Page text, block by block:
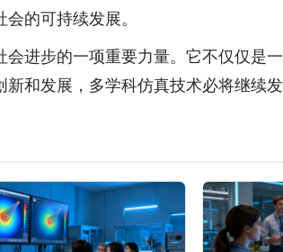
的可持续发展。
进步的一项重要力量。它不仅仅是
和发展，多学科仿真技术必将继续